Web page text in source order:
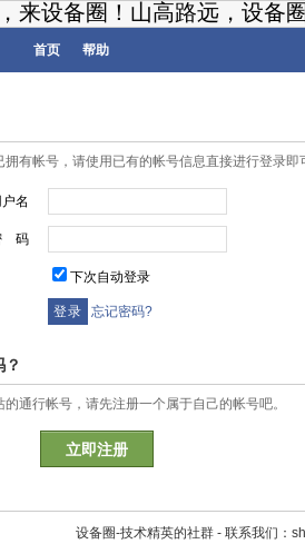
来设备圈！山高路远，设备
首页 帮助
有帐号，请使用已有的帐号信息直接进行登录即
名
码
下次自动登录
忘记密码?
通行帐号，请先注册一个属于自己的帐号吧。
立即注册
设备圈-技术精英的社群 - 联系我们：